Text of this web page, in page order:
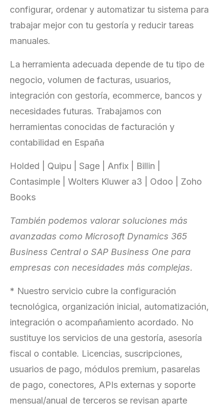
configurar, ordenar y automatizar tu sistema para
trabajar mejor con tu gestoría y reducir tareas
manuales.
La herramienta adecuada depende de tu tipo de
negocio, volumen de facturas, usuarios,
integración con gestoría, ecommerce, bancos y
necesidades futuras. Trabajamos con
herramientas conocidas de facturación y
contabilidad en España
Holded | Quipu | Sage | Anfix | Billin |
Contasimple | Wolters Kluwer a3 | Odoo | Zoho
Books
También podemos valorar soluciones más
avanzadas como Microsoft Dynamics 365
Business Central o SAP Business One para
empresas con necesidades más complejas.
* Nuestro servicio cubre la configuración
tecnológica, organización inicial, automatización,
integración o acompañamiento acordado. No
sustituye los servicios de una gestoría, asesoría
fiscal o contable. Licencias, suscripciones,
usuarios de pago, módulos premium, pasarelas
de pago, conectores, APIs externas y soporte
mensual/anual de terceros se revisan aparte